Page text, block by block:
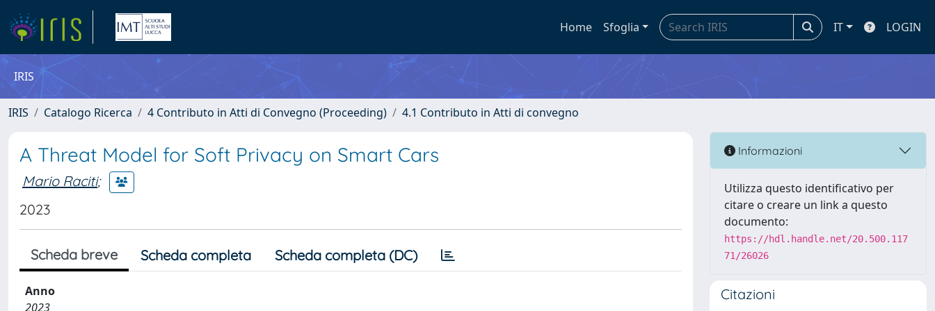
Home Sfoglia IT LOGIN
IRIS
IRIS Catalogo Ricerca 4 Contributo in Atti di Convegno (Proceeding) 4.1 Contributo in Atti di convegno
A Threat Model for Soft Privacy on Smart Cars
Mario Raciti;
2023
Scheda breve Scheda completa Scheda completa (DC)
Anno
2023
Informazioni
Utilizza questo identificativo per
citare o creare un link a questo
documento:
https://hdl.handle.net/20.500.117
71/26026
Citazioni